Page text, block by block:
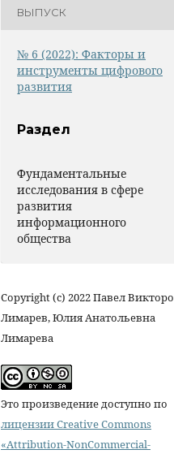
ВЫПУСК
№ 6 (2022): Факторы и
инструменты цифрового
развития
Раздел
Фундаментальные
исследования в сфере
развития
информационного
общества
Copyright (c) 2022 Павел
Лимарев, Юлия Анатольевна
Лимарева
Это произведение доступно по
лицензии Creative Commons
«Attribution-NonCommercial-